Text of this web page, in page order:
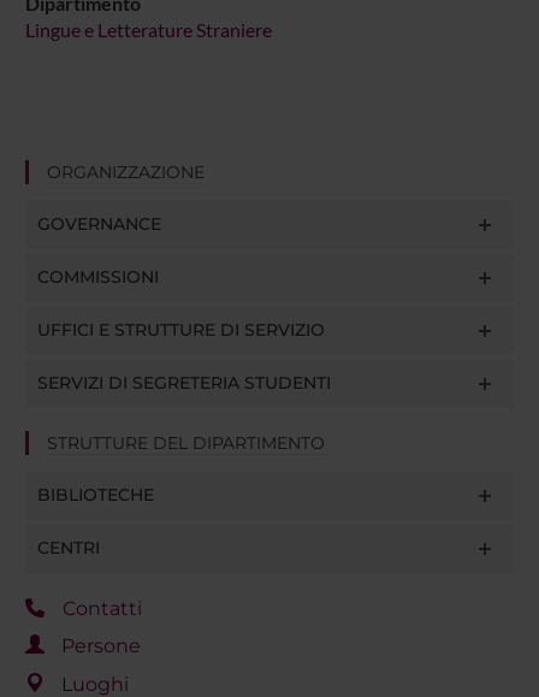
Lingue e Letterature Straniere
ORGANIZZAZIONE
GOVERNANCE
COMMISSIONI
UFFICI E STRUTTURE DI SERVIZIO
SERVIZI DI SEGRETERIA STUDENTI
STRUTTURE DEL DIPARTIMENTO
BIBLIOTECHE
CENTRI
Contatti
Persone
Luoghi